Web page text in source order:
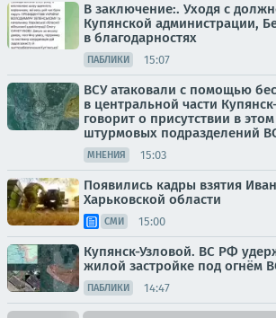
В заключение:. Уходя с
Купянской администрации,
в благодарностях
ПАБЛИКИ 15:07
ВСУ атаковали с помощью
в центральной части
говорит о присутствии в
штурмовых подразделений
МНЕНИЯ 15:03
Появились кадры взятия
Харьковской области
СМИ 15:00
Купянск-Узловой. ВС РФ
жилой застройке под огнём
ПАБЛИКИ 14:47